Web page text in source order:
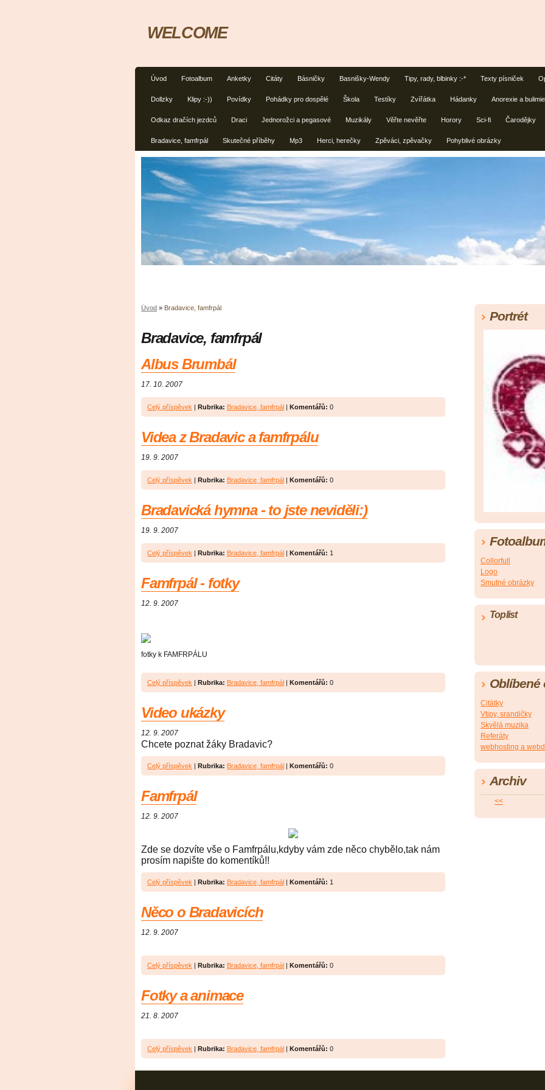
Úvod Fotoalbum Anketky Citáty Básničky Basnišky-Wendy Tipy, rady, blbinky :-* Texty písniček
Dollzky Klipy :-)) Povídky Pohádky pro dospělé Škola Testíky Zvířátka Hádanky Anorexie a bulimie
Odkaz dračích jezdců Draci Jednorožci a pegasové Muzikály Věřte nevěřte Horory Sci-fi Čarodějky
Bradavice, famfrpál Skutečné příběhy Mp3 Herci, herečky Zpěváci, zpěvačky Pohyblivé obrázky
WELCOME
Úvod » Bradavice, famfrpál
Bradavice, famfrpál
Albus Brumbál
17. 10. 2007
Celý příspěvek | Rubrika: Bradavice, famfrpál | Komentářů: 0
Videa z Bradavic a famfrpálu
19. 9. 2007
Celý příspěvek | Rubrika: Bradavice, famfrpál | Komentářů: 0
Bradavická hymna - to jste neviděli:)
19. 9. 2007
Celý příspěvek | Rubrika: Bradavice, famfrpál | Komentářů: 1
Famfrpál - fotky
12. 9. 2007
fotky k FAMFRPÁLU
Celý příspěvek | Rubrika: Bradavice, famfrpál | Komentářů: 0
Video ukázky
12. 9. 2007
Chcete poznat žáky Bradavic?
Celý příspěvek | Rubrika: Bradavice, famfrpál | Komentářů: 0
Famfrpál
12. 9. 2007
Zde se dozvíte vše o Famfrpálu,kdyby vám zde něco chybělo,tak nám
prosím napište do komentíků!!
Celý příspěvek | Rubrika: Bradavice, famfrpál | Komentářů: 1
Něco o Bradavicích
12. 9. 2007
Celý příspěvek | Rubrika: Bradavice, famfrpál | Komentářů: 0
Fotky a animace
21. 8. 2007
Celý příspěvek | Rubrika: Bradavice, famfrpál | Komentářů: 0
Portrét
Collorfull
Logo
Smutné obrázky
Toplist
Oblíbené
Citátky
Vtipy, srandičky
Skvělá muzika
Referáty
webhosting a
Archiv
<<